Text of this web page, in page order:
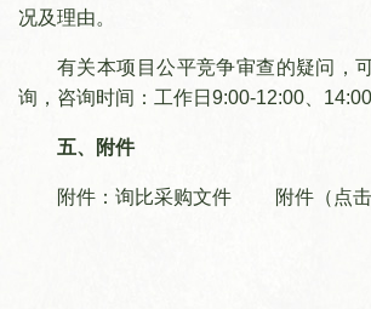
况及理由。
有关本项目公平竞争审查的疑问，
询，咨询时间：工作日9:00-12:00、
五、附件
附件：询比采购文件 附件 （点